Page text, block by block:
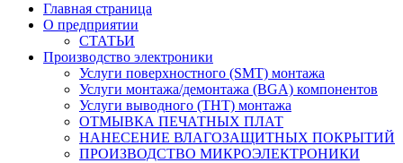
Главная страница
О предприятии
СТАТЬИ
Производство электроники
Услуги поверхностного (SMT) монтажа
Услуги монтажа/демонтажа (BGA) компонентов
Услуги выводного (THT) монтажа
ОТМЫВКА ПЕЧАТНЫХ ПЛАТ
НАНЕСЕНИЕ ВЛАГОЗАЩИТНЫХ ПОКРЫТИЙ
ПРОИЗВОДСТВО МИКРОЭЛЕКТРОНИКИ